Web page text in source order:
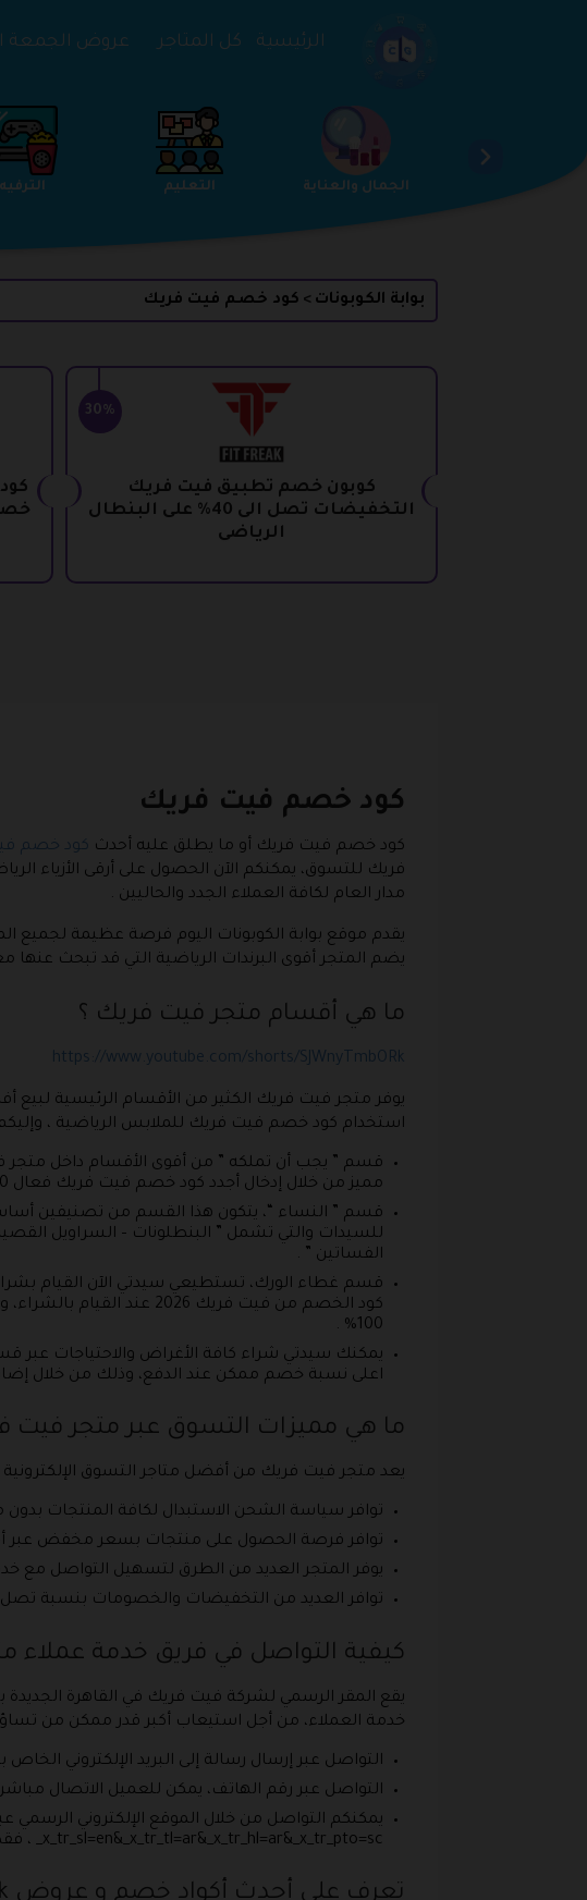
الرئيسية كل المتاجر عروض الجمعة
الترفيه التعليم الجمال والعناية الخدمات
بوابة الكوبونات > كود خصم فيت فريك
30%
كوبون خصم تطبيق فيت فريك
التخفيضات تصل الى 40% على البنطال
الرياضي
كود خصم فيت فريك
كود خصم فيت فريك أو ما يطلق عليه أحدث كود خصم
فريك للتسوق، يمكنكم الآن الحصول على أرقى الأزياء
مدار العام لكافة العملاء الجدد والحاليين .
يضم المتجر أقوى البرندات الرياضية التي قد تبحث عنها
ما هي أقسام متجر فيت فريك ؟
https://www.youtube.com/shorts/SJWnyTmbORk
يوفر متجر فيت فريك الكثير من الأقسام الرئيسية
استخدام كود خصم فيت فريك للملابس الرياضية ،
قسم ” يجب أن تملكه ” من أقوى الأقسام داخل متجر
مميز من خلال إدخال أجدد كود خصم فيت فريك فعال 100% .
قسم ” النساء “، يتكون هذا القسم من تصنيفين
للسيدات والتي تشمل ” البنطلونات – السراويل
الفساتين ” .
قسم غطاء الورك، تستطيعي سيدتي الآن القيام
كود الخصم من فيت فريك
100% .
يمكنك سيدتي شراء كافة الأغراض والاحتياجات
اعلى نسبة خصم ممكن عند الدفع، وذلك من خلال
ما هي مميزات التسوق عبر متجر فيت
يعد متجر فيت فريك من أفضل متاجر التسوق
توافر سياسة الشحن الاستبدال لكافة المنتجات بدون
توافر فرصة الحصول على منتجات بسعر مخفض عبر
يوفر المتجر العديد من الطرق لتسهيل التواصل مع
توافر العديد من التخفيضات والخصومات بنسبة تصل إلى أكثر من 60%
كيفية التواصل في فريق خدمة عملاء
يقع المقر الرسمي لشركة فيت فريك في القاهرة
خدمة العملاء، من أجل استيعاب أكبر قدر ممكن من
التواصل عبر إرسال رسالة إلى البريد الإلكتروني
التواصل عبر رقم الهاتف، يمكن للعميل الاتصال مباشرة
_x_tr_sl=en&_x_tr_tl=ar&_x_tr_hl=ar&_x_tr_pto=sc ، فقط يتم ملء كافة البيانات المتمثلة في ” الاسم – عنوان البريد الالكتروني – رقم الجوال – الرسالة ” .